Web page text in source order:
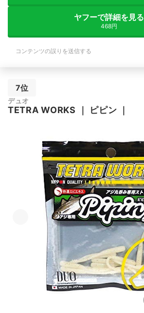
ヤフーで詳細を見る
468円
コンテンツの誤りを送信する
7位
デュオ
TETRA WORKS ピピン